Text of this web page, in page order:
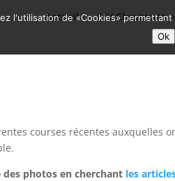
Accueil CIV Chevreuse
courses récentes auxquelles
photos en cherchant les
l'utilisation de «Cookies»
Ok